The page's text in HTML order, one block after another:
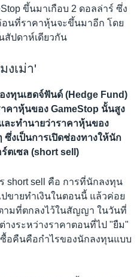
ขึ้นมาเกือบ 2 ดอลล่าร์ ซึ่ง
นที่ราคาหุ้นจะขึ้นมาอีก โดย
สัปดาห์เดียวกัน
งเม่า'
ทุนเฮดจ์ฟันด์ (Hedge Fund)
คาหุ้นของ GameStop นั้นสูง
ละทำนายว่าราคาหุ้นของ
ซึ่งเป็นการเปิดช่องทางให้นัก
ตเซล (short sell)
short sell คือ การที่นักลงทุน
ขายทำเงินในตอนนี้ แล้วค่อย
มที่ตกลงไว้ในสัญญา ในวันที่
งระหว่างราคาตอนที่ไป "ยืม"
อคืนคือกำไรของนักลงทุนแบบ